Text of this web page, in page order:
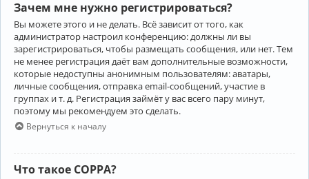
Зачем мне нужно регистрироваться?
Вы можете этого и не делать. Всё зависит от того, как
администратор настроил конференцию: должны ли вы
зарегистрироваться, чтобы размещать сообщения, или нет. Тем
не менее регистрация даёт вам дополнительные возможности,
которые недоступны анонимным пользователям: аватары,
личные сообщения, отправка email-сообщений, участие в
группах и т. д. Регистрация займёт у вас всего пару минут,
поэтому мы рекомендуем это сделать.
Вернуться к началу
Что такое COPPA?